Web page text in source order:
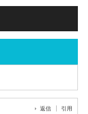
返信 引用